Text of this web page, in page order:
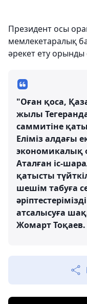
Президент осы
мемлекетаралық
әрекет ету орынды
"Оған қоса,
жылы
саммитіне
Еліміз алдағы
экономикалық
Аталған іс-
қатысты
шешім табуға
атсалысуға
Жомарт Тоқаев.